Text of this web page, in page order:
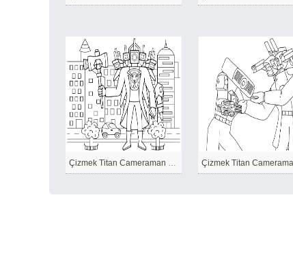
Çizmek Titan Cameraman kolay